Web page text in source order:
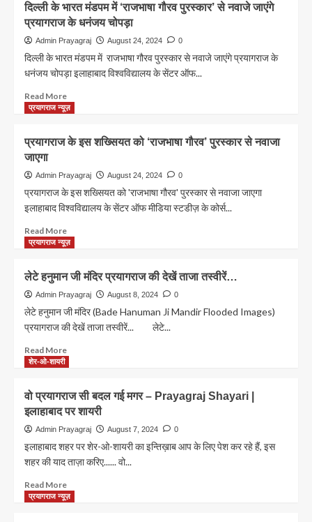
kahan
lagta
hai
के
लिए
शर्म
है!
दिल्ली के भारत मंडपम में ‘राजभाषा गौरव पुरस्कार’ से नवाजे जाएंगे
प्रयागराज के धनंजय चोपड़ा
Admin Prayagraj August 24, 2024 0
दिल्ली के भारत मंडपम में राजभाषा गौरव पुरस्कार से नवाजे जाएंगे प्रयागराज के
धनंजय चोपड़ा इलाहाबाद विश्वविद्यालय के सेंटर ऑफ...
Read MoreRead
more
दिल्ली
के
मंडपम
में ‘राजभाषा
गौरव
पुरस्कार’
नवाजे
के
धनंजय
चोपड़ा
प्रयागराज न्यूज़
प्रयागराज के इस शख्सियत को ‘राजभाषा गौरव’ पुरस्कार से नवाजा
जाएगा
Admin Prayagraj August 24, 2024 0
प्रयागराज के इस शख्सियत को 'राजभाषा गौरव' पुरस्कार से नवाजा जाएगा
इलाहाबाद विश्वविद्यालय के सेंटर ऑफ मीडिया स्टडीज़ के कोर्स...
Read MoreRead
more
प्रयागराज
के
इस
शख्सियत
को
‘राजभाषा
गौरव’
जाएगा
प्रयागराज न्यूज़
लेटे हनुमान जी मंदिर प्रयागराज की देखें ताजा तस्वीरें…
Admin Prayagraj August 8, 2024 0
लेटे हनुमान जी मंदिर (Bade Hanuman Ji Mandir Flooded Images)
प्रयागराज की देखें ताजा तस्वीरें... लेटे...
Read MoreRead
हनुमान
जी
मंदिर
प्रयागराज
की
देखें
तस्वीरें…
शेर-ओ-शायरी
वो प्रयागराज सी बदल गई मगर – Prayagraj Shayari |
इलाहाबाद पर शायरी
Admin Prayagraj August 7, 2024 0
इलाहाबाद शहर पर शेर-ओ-शायरी का इन्तिख़ाब आप के लिए पेश कर रहे हैं, इस
शहर की याद ताज़ा करिए...... वो...
Read MoreRead
more
प्रयागराज न्यूज़